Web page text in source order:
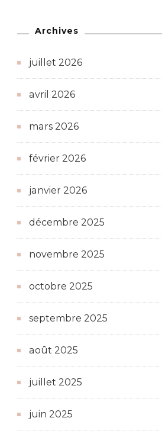
Archives
juillet 2026
avril 2026
mars 2026
février 2026
janvier 2026
décembre 2025
novembre 2025
octobre 2025
septembre 2025
août 2025
juillet 2025
juin 2025